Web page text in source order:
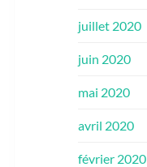
juillet 2020
juin 2020
mai 2020
avril 2020
février 2020